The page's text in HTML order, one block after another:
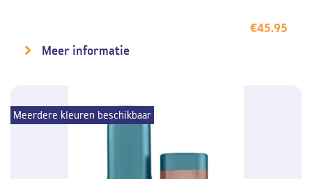
€45.95
Meer informatie
Meerdere kleuren beschikbaar